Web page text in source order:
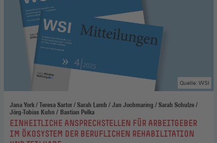
Jana York / Teresa Sartor / Sarah Lamb / Jan Jochmaring / Sarah Schulze /
Jörg-Tobias Kuhn / Bastian Pelka
:EINHEITLICHE ANSPRECHSTELLEN FÜR ARBEITGEBER
IM ÖKOSYSTEM DER BERUFLICHEN REHABILITATION
Quelle: WSI